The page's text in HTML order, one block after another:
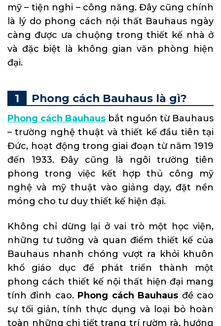
mỹ – tiện nghi – công năng. Đây cũng chính
là lý do phong cách nội thất Bauhaus ngày
càng được ưa chuộng trong thiết kế nhà ở
và đặc biệt là không gian văn phòng hiện
đại.
Phong cách Bauhaus là gì?
Phong cách Bauhaus bắt nguồn từ Bauhaus
– trường nghệ thuật và thiết kế đầu tiên tại
Đức, hoạt động trong giai đoạn từ năm 1919
đến 1933. Đây cũng là ngôi trường tiên
phong trong việc kết hợp thủ công mỹ
nghệ và mỹ thuật vào giảng dạy, đặt nền
móng cho tư duy thiết kế hiện đại.
Không chỉ dừng lại ở vai trò một học viện,
những tư tưởng và quan điểm thiết kế của
Bauhaus nhanh chóng vượt ra khỏi khuôn
khổ giáo dục để phát triển thành một
phong cách thiết kế nội thất hiện đại mang
tính đỉnh cao. Phong cách Bauhaus đề cao
sự tối giản, tính thực dụng và loại bỏ hoàn
toàn những chi tiết trang trí rườm rà, hướng